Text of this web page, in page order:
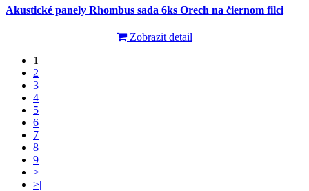
Akustické panely Rhombus sada 6ks Orech na čiernom filci
Zobrazit detail
1
2
3
4
5
6
7
8
9
>
>|